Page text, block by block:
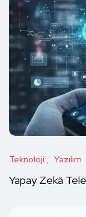
Teknoloji Yazılım
Yapay Zekâ